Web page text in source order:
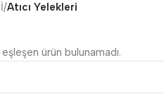
/Atıcı Yelekleri
ürün bulunamadı.